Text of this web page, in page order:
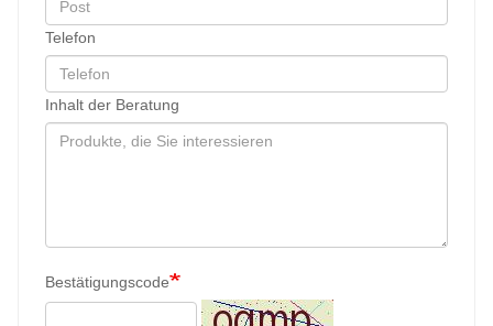
Telefon
Inhalt der Beratung
Bestätigungscode